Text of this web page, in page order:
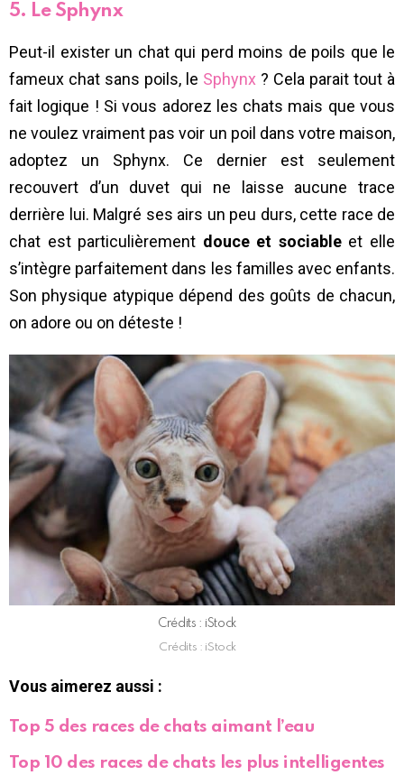
5. Le Sphynx
Peut-il exister un chat qui perd moins de poils que le
fameux chat sans poils, le Sphynx ? Cela parait tout à
fait logique ! Si vous adorez les chats mais que vous
ne voulez vraiment pas voir un poil dans votre maison,
adoptez un Sphynx. Ce dernier est seulement
recouvert d’un duvet qui ne laisse aucune trace
derrière lui. Malgré ses airs un peu durs, cette race de
chat est particulièrement douce et sociableet elle
s’intègre parfaitement dans les familles avec enfants.
Son physique atypique dépend des goûts de chacun,
on adore ou on déteste !
Crédits : iStock
Crédits : iStock
Vous aimerez aussi :
Top 5 des races de chats aimant l’eau
Top 10 des races de chats les plus intelligentes